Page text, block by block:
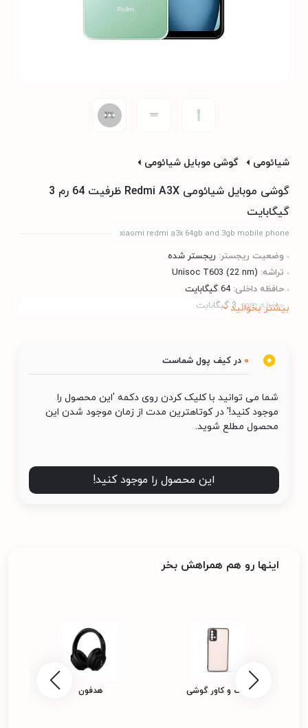
شیائومی گوشی موبایل شیائومی
گوشی موبایل شیائومی Redmi A3X ظرفیت 64 رم 3
گیگابایت
xiaomi redmi a3x 64gb and 3gb mobile phone
وضعیت ریجستر: ریجستر شده
تراشه: Unisoc T603 (22 nm)
حافظه داخلی: 64 گیگابایت
حافظه ram:
3 گیگابایت
بیشتر بخوانید
0 در کیف پول شماست
شما می توانید با کلیک کردن روی دکمه 'این محصول را
موجود کنید!' در کوتاهترین مدت از زمان موجود شدن این
محصول مطلع شوید.
این محصول را موجود کنید!
اینها رو هم همراهش بخر
کیف و کاور گوشی هدفون